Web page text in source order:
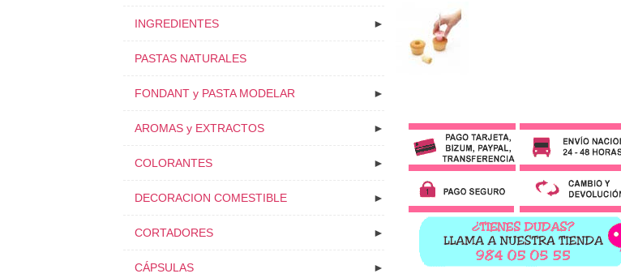
►
INGREDIENTES
PASTAS NATURALES
►
FONDANT y PASTA MODELAR
►
AROMAS y EXTRACTOS
►
COLORANTES
►
DECORACION COMESTIBLE
►
CORTADORES
►
CÁPSULAS